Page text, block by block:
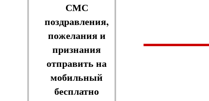
СМС
поздравления,
пожелания и
признания
отправить на
мобильный
бесплатно